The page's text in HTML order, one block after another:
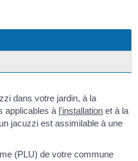
dans votre jardin, à la
applicables à l'installation et à la
jacuzzi est assimilable à une
(PLU) de votre commune